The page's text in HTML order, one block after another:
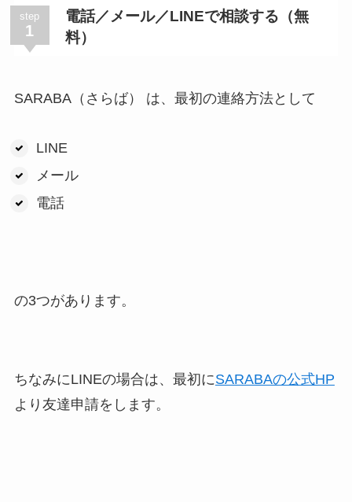
step
1
電話／メール／LINEで相談する（無
料）
SARABA（さらば） は、最初の連絡方法として
LINE
メール
電話
の3つがあります。
ちなみにLINEの場合は、最初にSARABAの公式HP
より友達申請をします。